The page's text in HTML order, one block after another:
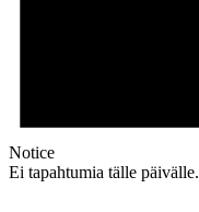
Notice
Ei tapahtumia tälle päivälle.